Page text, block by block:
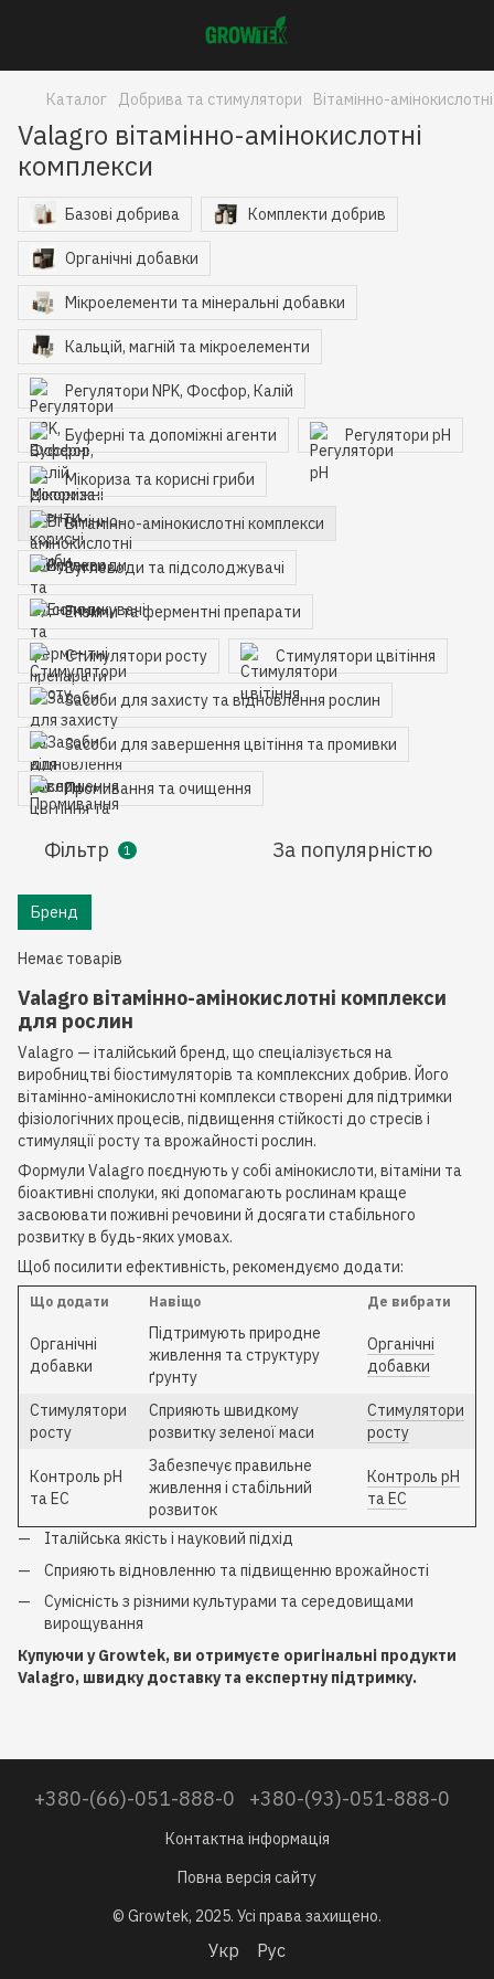
Каталог Добрива та стимулятори Вітамінно-
Valagro вітамінно-амінокислотні
комплекси
Базові добрива Комплекти добрив
Органічні добавки
Мікроелементи та мінеральні добавки
Кальцій, магній та мікроелементи
Регулятори NPK, Фосфор, Калій
Буферні та допоміжні агенти Регулятори pH
Мікориза та корисні гриби
Вітамінно-амінокислотні комплекси
Вуглеводи та підсолоджувачі
Ензими та ферментні препарати
Стимулятори росту Стимулятори цвітіння
Засоби для захисту та відновлення рослин
Засоби для завершення цвітіння та промивки
Промивання та очищення
Фільтр 1 За популярністю
Бренд
Немає товарів
Valagro вітамінно-амінокислотні комплекси
для рослин
Valagro — італійський бренд, що спеціалізується на
виробництві біостимуляторів та комплексних добрив. Його
вітамінно-амінокислотні комплекси створені для підтримки
фізіологічних процесів, підвищення стійкості до стресів і
стимуляції росту та врожайності рослин.
Формули Valagro поєднують у собі амінокислоти, вітаміни та
біоактивні сполуки, які допомагають рослинам краще
засвоювати поживні речовини й досягати стабільного
розвитку в будь-яких умовах.
Щоб посилити ефективність, рекомендуємо додати:
Що додати Навіщо Де вибрати
Органічні
добавки
Підтримують природне
живлення та структуру
ґрунту
Органічні
добавки
Стимулятори
росту
Сприяють швидкому
розвитку зеленої маси
Стимулятори
росту
Контроль pH
та EC
Забезпечує правильне
живлення і стабільний
розвиток
Контроль pH
та EC
Італійська якість і науковий підхід
Сприяють відновленню та підвищенню врожайності
Сумісність з різними культурами та середовищами
вирощування
Купуючи у Growtek, ви отримуєте оригінальні продукти
Valagro, швидку доставку та експертну підтримку.
+380-(66)-051-888-0 +380-(93)-051-888-0
Контактна інформація
Повна версія сайту
© Growtek, 2025. Усі права захищено.
Укр Рус